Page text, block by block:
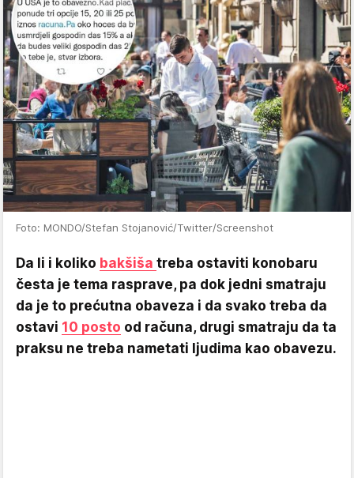
Foto: MONDO/Stefan Stojanović/Twitter/Screenshot
Da li i koliko bakšiša treba ostaviti konobaru
česta je tema rasprave, pa dok jedni smatraju
da je to prećutna obaveza i da svako treba da
ostavi 10 posto od računa, drugi smatraju da ta
praksu ne treba nametati ljudima kao obavezu.